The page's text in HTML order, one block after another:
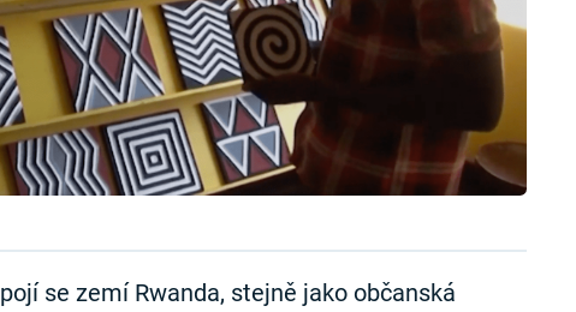
se zemí Rwanda, stejně jako občanská